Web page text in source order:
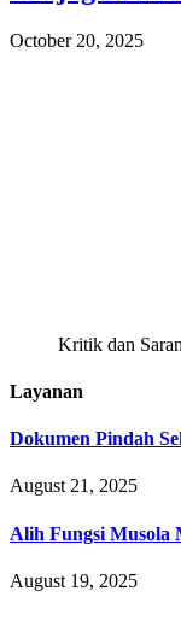
October 20, 2025
Kritik dan
Layanan
Dokumen Pindah
August 21, 2025
Alih Fungsi Musola
August 19, 2025